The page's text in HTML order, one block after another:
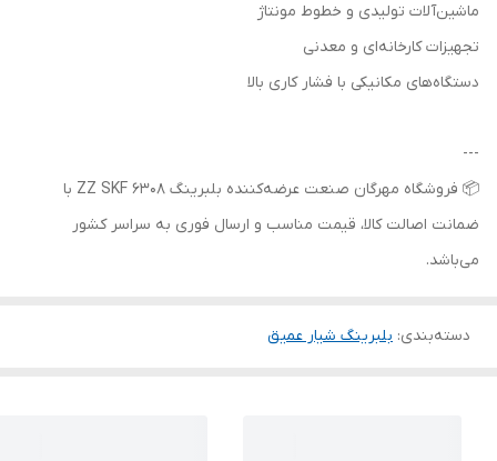
ماشین‌آلات تولیدی و خطوط مونتاژ
تجهیزات کارخانه‌ای و معدنی
دستگاه‌های مکانیکی با فشار کاری بالا
---
📦 فروشگاه مهرگان صنعت عرضه‌کننده بلبرینگ 6308 ZZ SKF با
ضمانت اصالت کالا، قیمت مناسب و ارسال فوری به سراسر کشور
می‌باشد.
دسته‌بندی: بلبرینگ شیار عمیق